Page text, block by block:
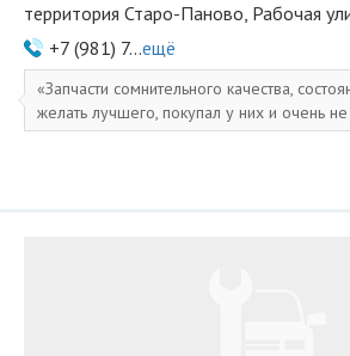
территория Старо-Паново, Рабочая
+7 (981) 7...ещё
Запчасти сомнительного качества,
желать лучшего, покупал у них и очень